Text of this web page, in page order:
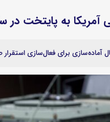
عمومی و سرگرمی
علمی و تکنولوژی
ورزشی
گردشگری و مهاجرت
آمریکا به پایتخت
آماده‌سازی برای فعال‌سازی